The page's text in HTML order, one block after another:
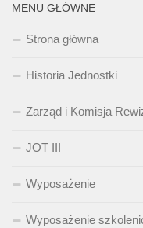
MENU GŁÓWNE
Strona główna
Historia Jednostki
Zarząd i Komisja
JOT III
Wyposażenie
Wyposażenie